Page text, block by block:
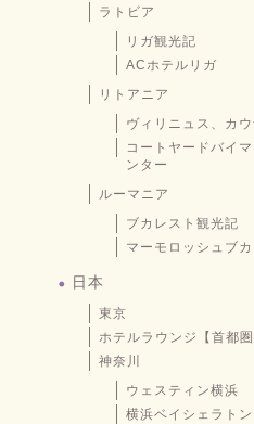
ラトビア
リガ観光記
ACホテルリガ
リトアニア
ヴィリニュス、カ
コートヤードバイ
ンター
ルーマニア
ブカレスト観光記
マーモロッシュブカ
日本
東京
ホテルラウンジ【首都圏
神奈川
ウェスティン横浜
横浜ベイシェラトン